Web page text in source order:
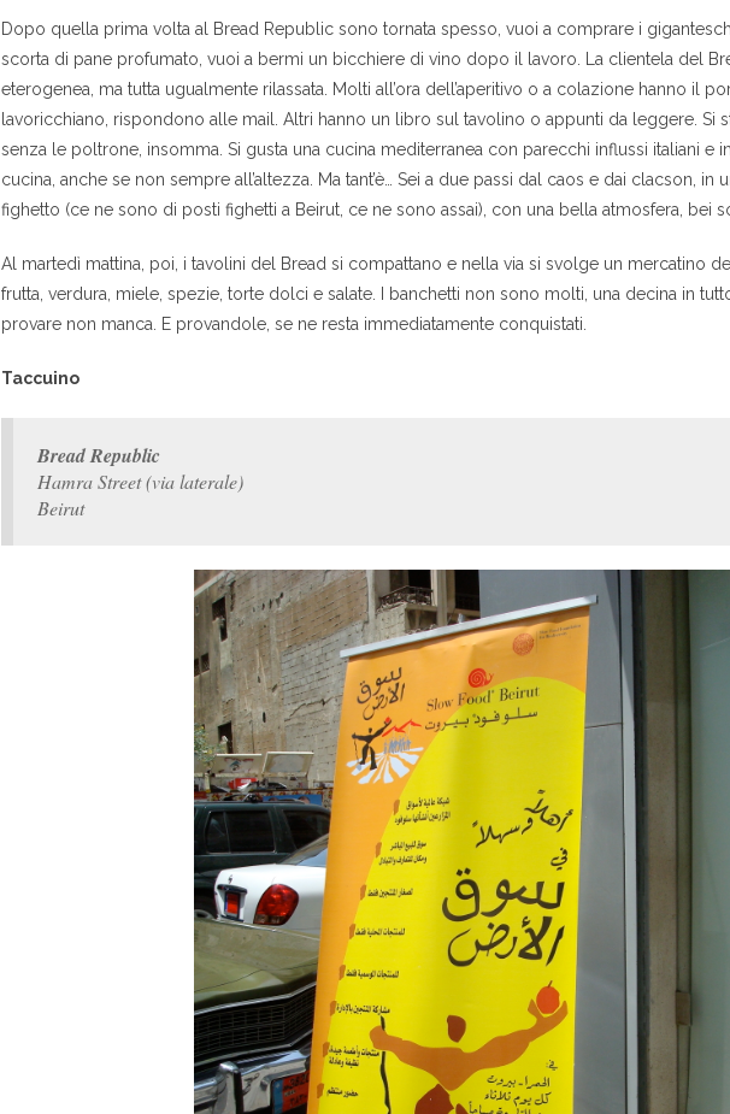
Dopo quella prima volta al Bread Republic sono tornata spesso, vuoi a comprare i
scorta di pane profumato, vuoi a bermi un bicchiere di vino dopo il lavoro. La clientela del
eterogenea, ma tutta ugualmente rilassata. Molti all’ora dell’aperitivo o a colazione hanno il
lavoricchiano, rispondono alle mail. Altri hanno un libro sul tavolino o appunti da leggere. Si
senza le poltrone, insomma. Si gusta una cucina mediterranea con parecchi influssi italiani e
cucina, anche se non sempre all’altezza. Ma tant’è… Sei a due passi dal caos e dai clacson,
fighetto (ce ne sono di posti fighetti a Beirut, ce ne sono assai), con una bella atmosfera, bei
Al martedì mattina, poi, i tavolini del Bread si compattano e nella via si svolge un mercatino
frutta, verdura, miele, spezie, torte dolci e salate. I banchetti non sono molti, una decina in
provare non manca. E provandole, se ne resta immediatamente conquistati.
Taccuino
Bread Republic
Hamra Street (via laterale)
Beirut